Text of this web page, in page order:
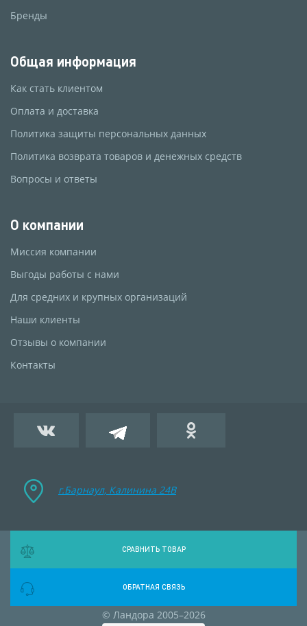
Бренды
Общая информация
Как стать клиентом
Оплата и доставка
Политика защиты персональных данных
Политика возврата товаров и денежных средств
Вопросы и ответы
О компании
Миссия компании
Выгоды работы с нами
Для средних и крупных организаций
Наши клиенты
Отзывы о компании
Контакты
г.Барнаул, Калинина 24B
© Ландора 2005–2026
СРАВНИТЬ ТОВАР
ОБРАТНАЯ СВЯЗЬ